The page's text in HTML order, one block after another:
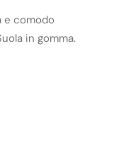
e comodo
in gomma.